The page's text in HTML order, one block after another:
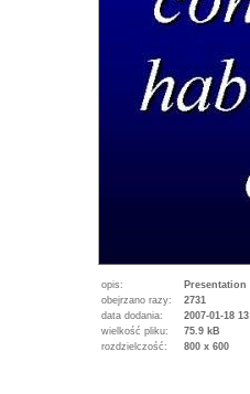
opis:
obejrzano razy:
2731
data dodania:
2007-01-18
wielkość pliku:
75.9 kB
rozdzielczość:
800 x 600